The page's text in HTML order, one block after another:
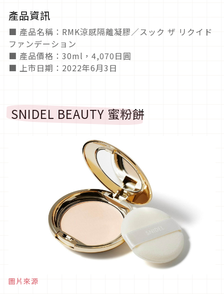
產品資訊
■ 產品名稱：RMK涼感隔離凝膠／スック ザ リクイド
ファンデーション
■ 產品價格：30ml，4,070日圓
■ 上市日期：2022年6月3日
SNIDEL BEAUTY 蜜粉餅
圖片來源